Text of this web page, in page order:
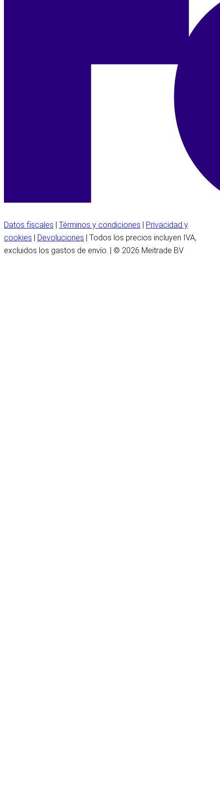
Datos fiscales Términos y condiciones
Privacidad y
cookies
Devoluciones | Todos los precios incluyen IVA,
excluidos los gastos de envío. | © 2026 Meitrade BV